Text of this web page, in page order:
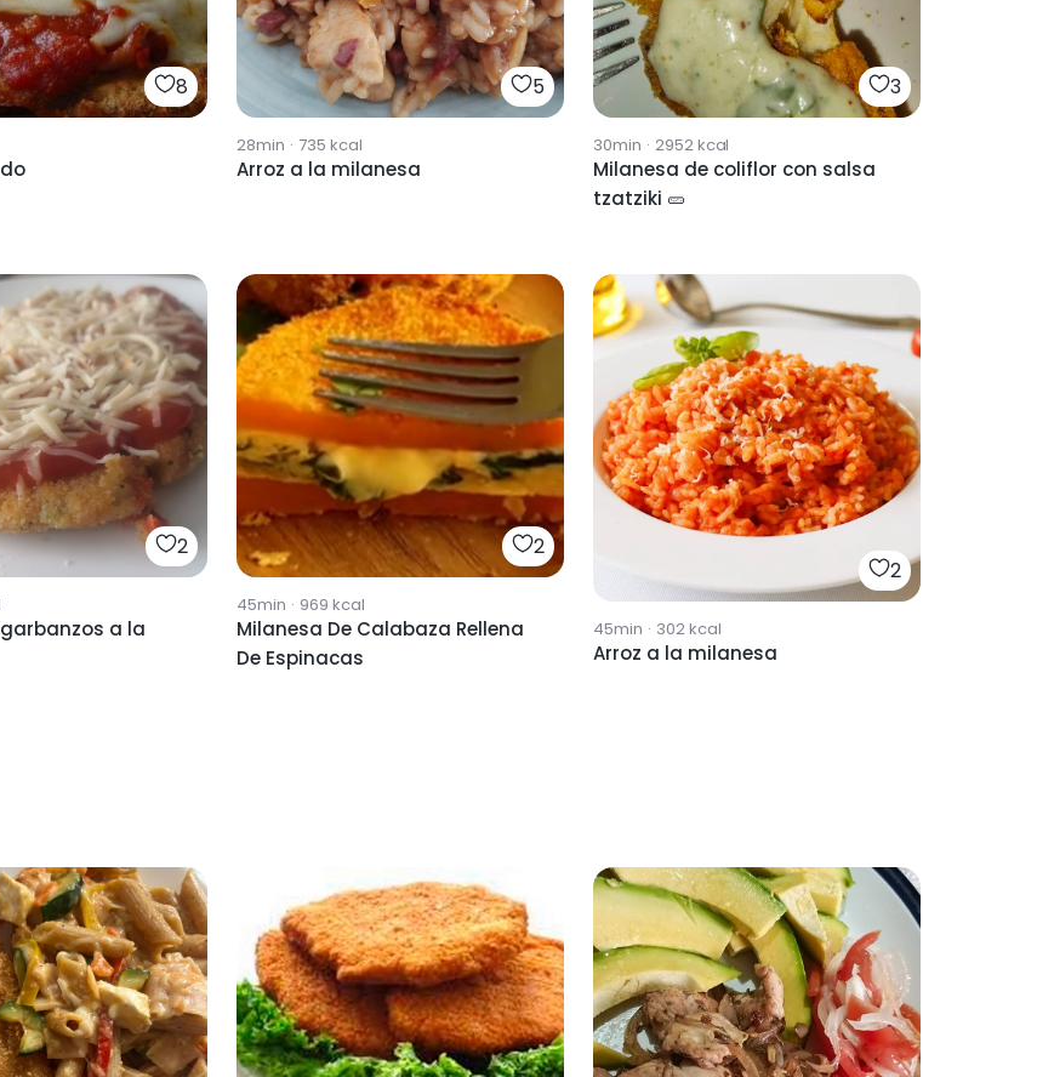
8 5
28min · 735 kcal
Arroz a la milanesa
3
30min · 2952kcal
Milanesa de coliflor con salsa
tzatziki 🥒
2
a la
2
45min · 969 kcal
Milanesa De Calabaza Rellena
De Espinacas
2
45min · 302kcal
Arroz a la milanesa